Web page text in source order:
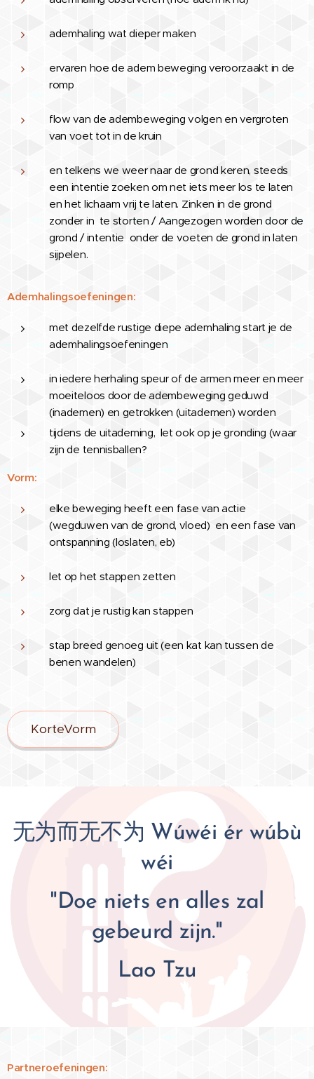
ademhaling wat dieper maken
ervaren hoe de adem beweging veroorzaakt in de
romp
flow van de adembeweging volgen en vergroten
van voet tot in de kruin
en telkens we weer naar de grond keren, steeds
een intentie zoeken om net iets meer los te laten
en het lichaam vrij te laten. Zinken in de grond
zonder in te storten / Aangezogen worden door de
grond / intentie onder de voeten de grond in laten
sijpelen.
Ademhalingsoefeningen:
met dezelfde rustige diepe ademhaling start je de
ademhalingsoefeningen
in iedere herhaling speur of de armen meer en meer
moeiteloos door de adembeweging geduwd
(inademen) en getrokken (uitademen) worden
tijdens de uitademing, let ook op je gronding (waar
zijn de tennisballen?
Vorm:
elke beweging heeft een fase van actie
(wegduwen van de grond, vloed) en een fase van
ontspanning (loslaten, eb)
let op het stappen zetten
zorg dat je rustig kan stappen
stap breed genoeg uit (een kat kan tussen de
benen wandelen)
KorteVorm
无为而无不为 Wúwéi ér wúbù
wéi
"Doe niets en alles zal
gebeurd zijn."
Lao Tzu
Partneroefeningen: